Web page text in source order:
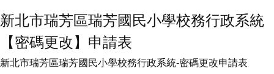
新北市瑞芳區瑞芳國民小學校務行政系統
【密碼更改】申請表
新北市瑞芳區瑞芳國民小學校務行政系統-密碼更改申請表